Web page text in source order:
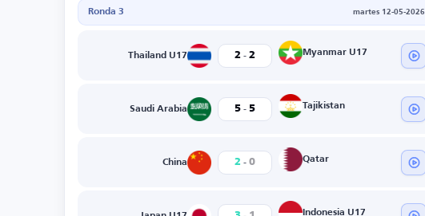
Ronda 3 martes 12-05-2026
Thailand U17 2 - 2 Myanmar U17
Saudi Arabia 5 - 5 Tajikistan
China 2 - 0 Qatar
Indonesia U17